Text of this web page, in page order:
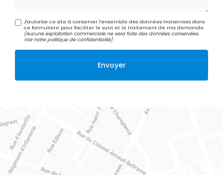
J'autorise ce site à conserver l'ensemble des données transmises dans
ce formulaire pour faciliter le suivi et le traitement de ma demande.
(Aucune exploitation commerciale ne sera faite des données conservées.
Voir notrepolitique de confidentialité)